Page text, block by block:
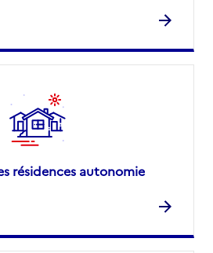
résidences autonomie